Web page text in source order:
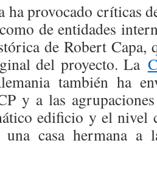
ha provocado críticas
de entidades
de Robert Capa,
del proyecto. La
también ha
y a las
edificio y el nivel
casa hermana a